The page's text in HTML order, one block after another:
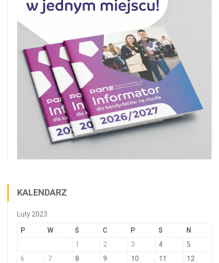
KALENDARZ
Luty 2023
P W Ś C P S N
1 2 3 4
5
6
7 8 9 10 11
12